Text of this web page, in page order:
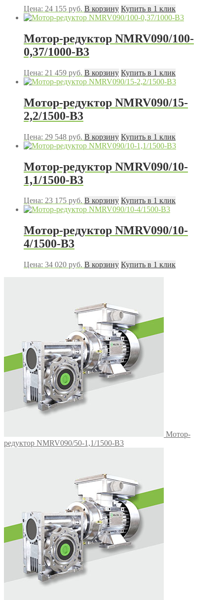
Цена: 24 155 руб. В корзину Купить в 1 клик
Мотор-редуктор NMRV090/100-
0,37/1000-B3
Цена: 21 459 руб. В корзину Купить в 1 клик
Мотор-редуктор NMRV090/15-
2,2/1500-B3
Цена: 29 548 руб. В корзину Купить в 1 клик
Мотор-редуктор NMRV090/10-
1,1/1500-B3
Цена: 23 175 руб. В корзину Купить в 1 клик
Мотор-редуктор NMRV090/10-
4/1500-В3
Цена: 34 020 руб. В корзину Купить в 1 клик
Мотор-
редуктор NMRV090/50-1,1/1500-В3